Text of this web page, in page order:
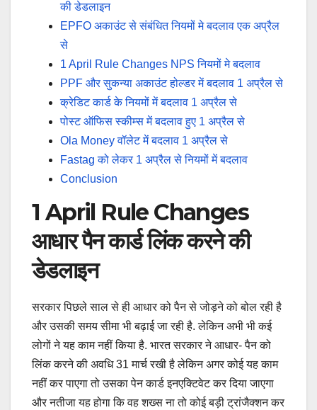
की डेडलाइन
EPFO अकाउंट से संबंधित नियमों मे बदलाव एक अप्रैल
से
1 April Rule Changes NPS नियमों मे बदलाव
PPF और सुकन्या अकाउंट होल्डर में बदलाव 1 अप्रैल से
क्रेडिट कार्ड के नियमों में बदलाव 1 अप्रैल से
पोस्ट ऑफिस स्कीम्स में बदलाव हुए 1 अप्रैल से
Ola Money वॉलेट में बदलाव 1 अप्रैल से
Fastag को लेकर 1 अप्रैल से नियमों में बदलाव
Conclusion
1 April Rule Changes
आधार पैन कार्ड लिंक करने की
डेडलाइन
सरकार पिछले साल से ही आधार को पैन से जोड़ने को बोल रही है
और उसकी समय सीमा भी बढ़ाई जा रही है. लेकिन अभी भी कई
लोगों ने यह काम नहीं किया है. भारत सरकार ने आधार- पैन को
लिंक करने की अवधि 31 मार्च रखी है लेकिन अगर कोई यह काम
नहीं कर पाएगा तो उसका पेन कार्ड इनएक्टिवेट कर दिया जाएगा
और नतीजा यह होगा कि वह शख्स ना तो कोई बड़ी ट्रांजैक्शन कर